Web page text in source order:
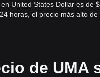
United States Dollar es de
horas, el precio más alto
de UMA